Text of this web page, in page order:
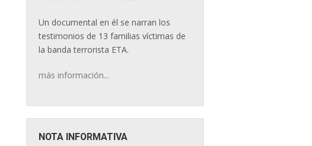
Un documental en él se narran los
testimonios de 13 familias víctimas de
la banda terrorista ETA.
más información...
NOTA INFORMATIVA